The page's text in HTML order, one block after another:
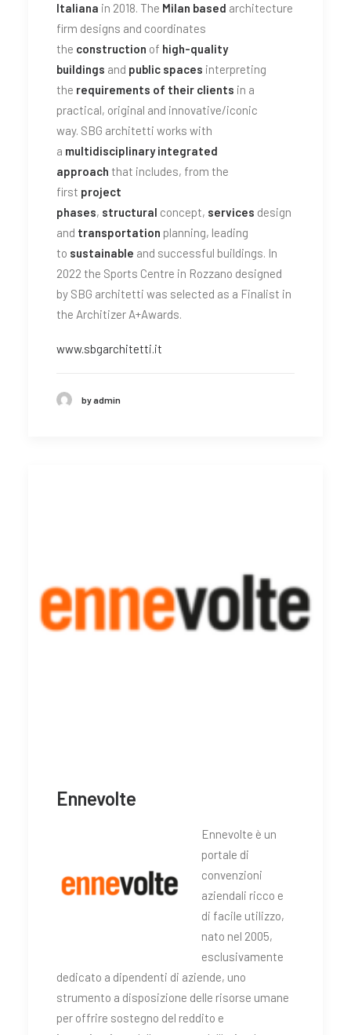
Italiana in 2018. The Milan based architecture
firm designs and coordinates
the construction of high-quality
buildings and public spaces interpreting
the requirements of their clients in a
practical, original and innovative/iconic
way. SBG architetti works with
a multidisciplinary integrated
approach that includes, from the
first project
phases, structural concept, services design
and transportation planning, leading
to sustainable and successful buildings. In
2022 the Sports Centre in Rozzano designed
by SBG architetti was selected as a Finalist in
the Architizer A+Awards.
www.sbgarchitetti.it
by admin
Ennevolte
Ennevolte è un
portale di
convenzioni
aziendali ricco e
di facile utilizzo,
nato nel 2005,
esclusivamente
dedicato a dipendenti di aziende, uno
strumento a disposizione delle risorse umane
per offrire sostegno del reddito e